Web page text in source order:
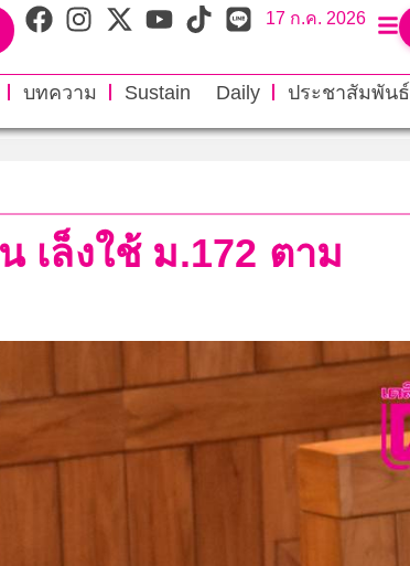
17 ก.ค. 2026
บทความ Sustain Daily ประชาสัมพันธ์
เล็งใช้ ม.172 ตาม